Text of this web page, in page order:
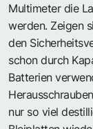
Multimeter die
werden. Zeigen
den
schon durch
Batterien
nur so viel